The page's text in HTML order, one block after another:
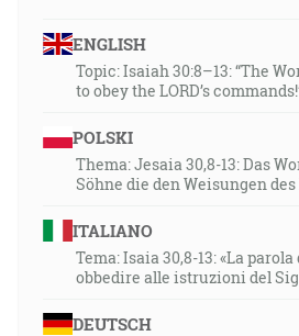
ENGLISH
Topic: Isaiah 30:8–13: “The
to obey the LORD’s
POLSKI
Thema: Jesaia 30,8-13: Das
Söhne die den Weisungen
ITALIANO
Tema: Isaia 30,8-13: «La
obbedire alle istruzioni del
DEUTSCH